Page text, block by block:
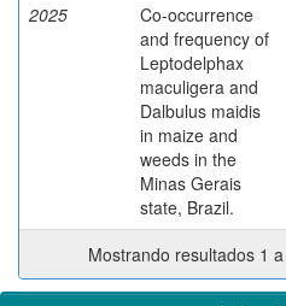
2025
Co-occurrence
and frequency of
Leptodelphax
maculigera and
Dalbulus maidis
in maize and
weeds in the
Minas Gerais
state, Brazil.
Mostrando resultados 1